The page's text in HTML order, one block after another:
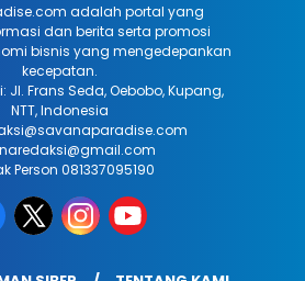
adalah portal yang
dan berita serta promosi
bisnis yang mengedepankan
kecepatan.
Jl. Frans Seda, Oebobo, Kupang,
NTT, Indonesia
Person 081337095190